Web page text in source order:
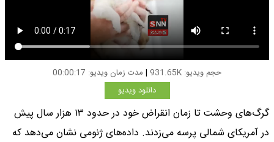
حجم ویدیو: 931.65K | مدت زمان ویدیو: 00:00:17
دانلود ویدیو
گرگ‌های وحشت تا زمان انقراض خود در حدود ۱۳ هزار سال پیش
در آمریکای شمالی پرسه می‌زدند. داده‌های ژنومی نشان می‌دهد که